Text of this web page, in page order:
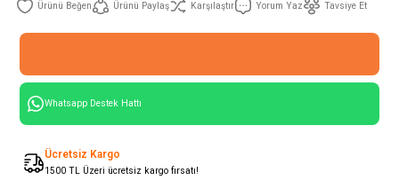
Ürünü Paylaş Karşılaştır Yorum Yaz Tavsiye Et
Whatsapp Destek Hattı
Ücretsiz Kargo
1500 TL Üzeri ücretsiz kargo fırsatı!